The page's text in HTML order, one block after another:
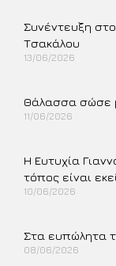
Συνέντευξη
Τσακάλου
13/06/2026
Θάλασσα σώσε
11/06/2026
Η Ευτυχία
τόπος είναι
10/06/2026
Στα ευπώλητα
08/06/2026